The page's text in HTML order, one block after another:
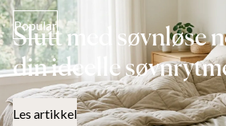
Popular
Slutt med søvnløse
din ideelle
Les artikkel